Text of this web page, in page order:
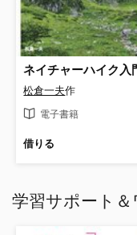
ネイチャーハイク入
松倉一夫作
電子書籍
借りる
学習サポート